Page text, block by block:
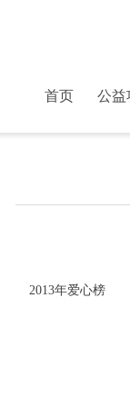
首页 公益
2013年爱心榜